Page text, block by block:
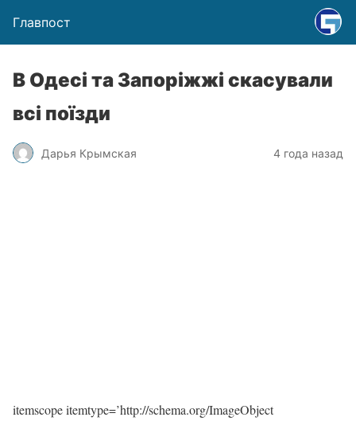
Главпост
В Одесі та Запоріжжі скасували
всі поїзди
Дарья Крымская 4 года назад
itemscope itemtype=’http://schema.org/ImageObject